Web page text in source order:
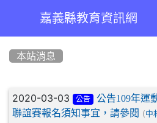
嘉義縣教育資訊網
本站消息
文章列表
2020-03-03 公告
公告109年運
聯誼賽報名須知事宜，請參閱 (中